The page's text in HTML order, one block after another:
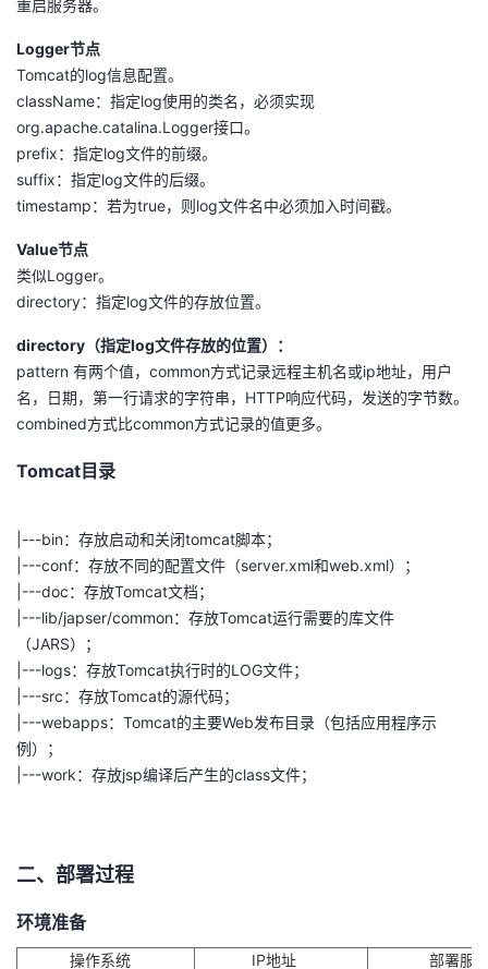
重启服务器。
Logger节点
Tomcat的log信息配置。
className：指定log使用的类名，必须实现
org.apache.catalina.Logger接口。
prefix：指定log文件的前缀。
suffix：指定log文件的后缀。
timestamp：若为true，则log文件名中必须加入时间戳。
Value节点
类似Logger。
directory：指定log文件的存放位置。
directory（指定log文件存放的位置）：
pattern 有两个值，common方式记录远程主机名或ip地址，用户
名，日期，第一行请求的字符串，HTTP响应代码，发送的字节数。
combined方式比common方式记录的值更多。
Tomcat目录
|---bin：存放启动和关闭tomcat脚本；
|---conf：存放不同的配置文件（server.xml和web.xml）；
|---doc：存放Tomcat文档；
|---lib/japser/common：存放Tomcat运行需要的库文件
（JARS）；
|---logs：存放Tomcat执行时的LOG文件；
|---src：存放Tomcat的源代码；
|---webapps：Tomcat的主要Web发布目录（包括应用程序示
例）；
|---work：存放jsp编译后产生的class文件；
二、部署过程
环境准备
操作系统 IP地址 部署服